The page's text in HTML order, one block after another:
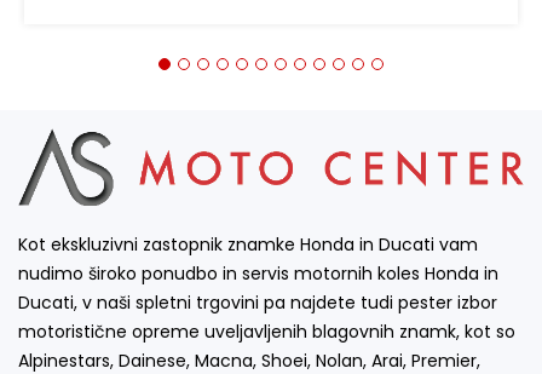
Kot ekskluzivni zastopnik znamke Honda in Ducati vam
nudimo široko ponudbo in servis motornih koles Honda in
Ducati, v naši spletni trgovini pa najdete tudi pester izbor
motoristične opreme uveljavljenih blagovnih znamk, kot so
Alpinestars, Dainese, Macna, Shoei, Nolan, Arai, Premier,